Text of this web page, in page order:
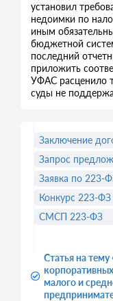
установил
недоимки по
иным
бюджетной
последний
приложить
УФАС расценило
суды не
Статья на
малого и
Заключение
Запрос
Заявка по 223-
Конкурс 223-ФЗ
СМСП 223-ФЗ